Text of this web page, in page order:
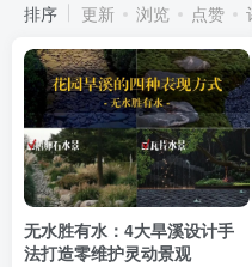
排序 更新 浏览 点赞
无水胜有水：4大旱溪设计手
法打造零维护灵动景观